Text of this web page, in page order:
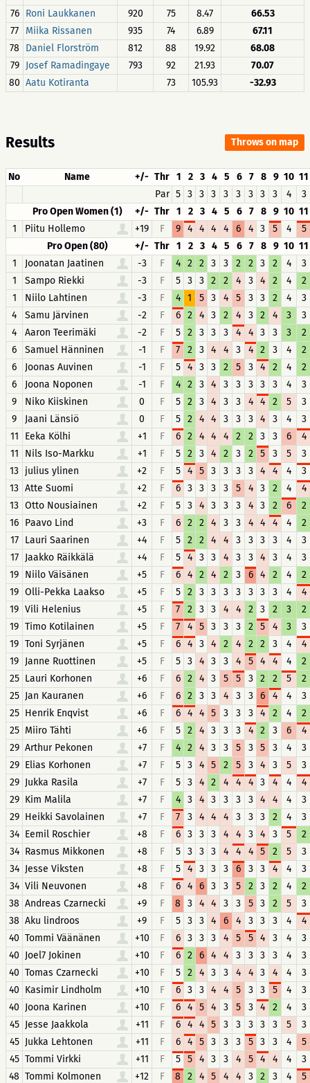
76
Roni Laukkanen 920 75 8.47
66.53
77
Miika Rissanen 935 74 6.89
67.11
78
Daniel Florström 812 88 19.92
68.08
79
Josef Ramadingaye 793 92 21.93
70.07
80 Aatu Kotiranta 73 105.93 -32.93
Results Throws on map
No Name +/- Thr 1 2 3 4 5 6 7 8 9 10 11
Par 5 3 3 3 3 3 3 3 3 4
3
Pro Open Women (1)
+/- Thr 1 2 3 4 5 6 7 8 9 10 11
1
Piitu Hollemo +19 F 9 4 4 4 4 6 4 3 5 4
5
Pro Open (80)
+/- Thr 1 2 3 4 5 6 7 8 9 10 11
1
Joonatan Jaatinen -3 F 4 2 2 3 3 2 2 3 2 4
3
1
Sampo Riekki -3 F 5 3 3 2 2 4 3 4 2 4
2
1
Niilo Lahtinen -3 F 4 1 5 3 4 5 3 3 2 4
3
4
Samu Järvinen -2 F 6 2 4 3 2 4 3 2 4 3
3
4
Aaron Teerimäki -2 F 5 2 3 3 3 4 4 3 3 3
2
6
Samuel Hänninen -1 F 7 2 3 4 4 3 4 2 3 4
2
6
Joonas Auvinen -1 F 5 4 3 3 2 5 3 4 2 4
2
6
Joona Noponen -1 F 4 2 3 4 3 3 3 3 3 4
3
9
Niko Kiiskinen 0 F 5 2 3 4 3 3 4 4 2 5
3
9
Jaani Länsiö 0 F 5 2 4 4 3 3 3 4 3 4
3
11
Eeka Kölhi +1 F 6 2 4 4 4 2 2 3 3 6
4
11
Nils Iso-Markku +1 F 5 2 3 4 2 3 2 5 3 5
3
13 julius ylinen +2 F 5 4 5 3 3 3 3 4 4 4
3
13 Atte Suomi +2 F 6 3 3 3 3 5 4 3 2 4
4
13 Otto Nousiainen +2 F 5 3 4 3 3 3 4 3 2 6
2
16 Paavo Lind +3 F 6 2 2 4 3 3 4 4 4 4
2
17
Lauri Saarinen +4 F 5 2 2 4 4 3 3 3 3 4
3
17
Jaakko Räikkälä +4 F 5 4 3 3 4 3 3 4 3 4
3
19 Niilo Väisänen +5 F 6 4 2 4 2 3 6 4 2 4
2
19 Olli-Pekka Laakso +5 F 5 2 3 3 3 3 3 3 3 4
4
19 Vili Helenius +5 F 7 2 3 3 4 4 2 3 2 3
2
19 Timo Kotilainen +5 F 7 4 5 3 3 3 2 5 4 3
3
19 Toni Syrjänen +5 F 6 4 3 4 2 4 2 2 3 4
4
19 Janne Ruottinen +5 F 5 3 4 3 3 4 5 4 4 4
2
25 Lauri Korhonen +6 F 6 2 4 3 5 5 3 2 2 5
2
25 Jan Kauranen +6 F 6 2 3 3 4 3 3 6 4 4
3
25 Henrik Enqvist +6 F 6 4 4 5 3 3 3 4 2 4
2
25 Miiro Tähti +6 F 5 2 4 3 3 3 4 2 3 6
4
29 Arthur Pekonen +7 F 4 2 4 3 3 5 3 5 3 4
3
29 Elias Korhonen +7 F 5 3 4 5 2 5 3 4 3 5
3
29 Jukka Rasila +7 F 5 3 4 2 4 4 4 3 4 4
4
29 Kim Malila +7 F 4 3 4 3 3 3 3 4 4 4
3
29 Heikki Savolainen +7 F 7 3 4 4 4 3 3 3 2 4
3
34 Eemil Roschier +8 F 6 3 3 3 4 4 3 4 3 5
2
34 Rasmus Mikkonen +8 F 5 3 3 3 4 4 4 5 2 5
3
34 Jesse Viksten +8 F 5 4 3 3 3 6 3 3 4 4
3
34 Vili Neuvonen +8 F 6 4 6 3 3 5 2 3 2 4
2
38 Andreas Czarnecki +9 F 8 3 4 4 3 3 5 3 2 5
3
38 Aku lindroos +9 F 5 3 3 4 6 4 3 3 3 4
4
40 Tommi Väänänen +10 F 6 3 3 3 4 5 5 4 3 4
3
40 Joel7 Jokinen +10 F 6 2 6 4 4 3 3 3 3 4
3
40 Tomas Czarnecki +10 F 5 2 4 3 3 4 4 3 4 4
3
40 Kasimir Lindholm +10 F 6 3 3 4 4 5 3 3 5 4
3
40 Joona Karinen +10 F 6 4 5 4 3 5 3 4 2 4
3
45 Jesse Jaakkola +11 F 6 4 4 5 3 3 3 3 3 5
3
45 Jukka Lehtonen +11 F 6 4 5 3 3 3 5 3 3 4
5
45 Tommi Virkki +11 F 5 5 4 3 3 4 5 4 4 4
3
48 Tommi Kolmonen +12 F 8 2 4 5 4 4 3 2 3 4
5